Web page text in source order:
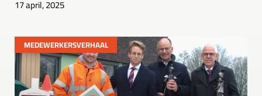
17 april, 2025
MEDEWERKERSVERHAAL